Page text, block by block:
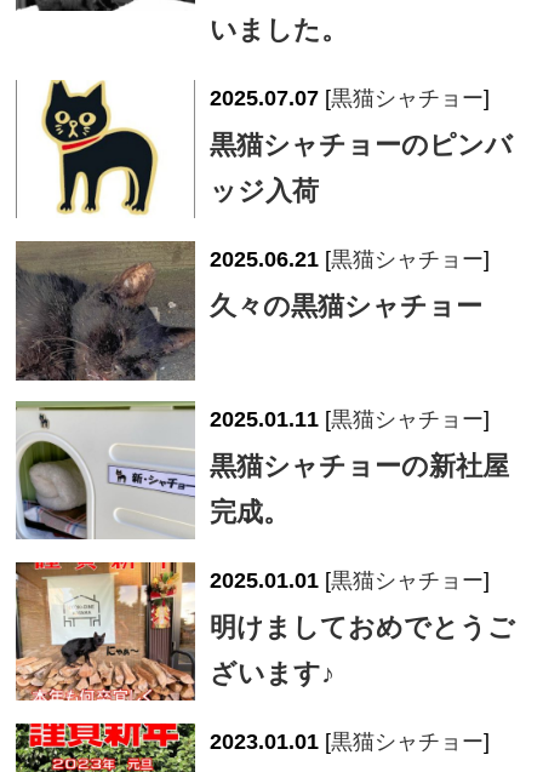
いました。
2025.07.07 [黒猫シャチョー]
黒猫シャチョーのピンバ
ッジ入荷
2025.06.21 [黒猫シャチョー]
久々の黒猫シャチョー
2025.01.11 [黒猫シャチョー]
黒猫シャチョーの新社屋
完成。
2025.01.01 [黒猫シャチョー]
明けましておめでとうご
ざいます♪
2023.01.01 [黒猫シャチョー]